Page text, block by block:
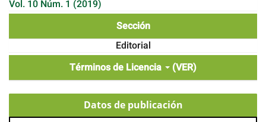
Vol. 10 Núm. 1 (2019)
Sección
Editorial
Términos de Licencia
(VER)
Datos de publicación